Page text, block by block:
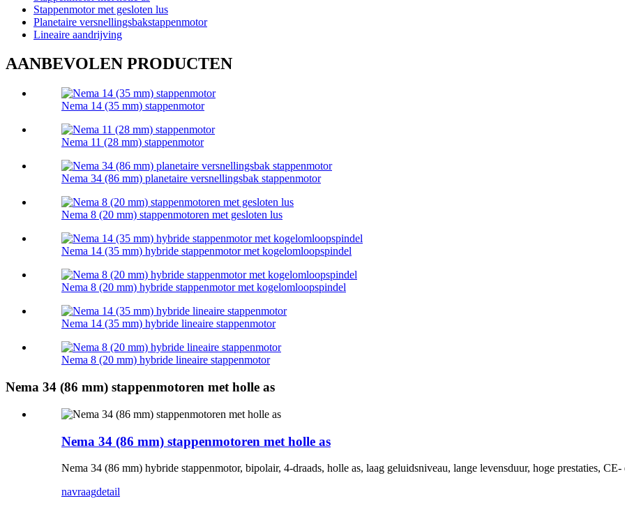
Stappenmotor met gesloten lus
Planetaire versnellingsbakstappenmotor
Lineaire aandrijving
AANBEVOLEN PRODUCTEN
Nema 14 (35 mm) stappenmotor
Nema 11 (28 mm) stappenmotor
Nema 34 (86 mm) planetaire versnellingsbak stappenmotor
Nema 8 (20 mm) stappenmotoren met gesloten lus
Nema 14 (35 mm) hybride stappenmotor met kogelomloopspindel
Nema 8 (20 mm) hybride stappenmotor met kogelomloopspindel
Nema 14 (35 mm) hybride lineaire stappenmotor
Nema 8 (20 mm) hybride lineaire stappenmotor
Nema 34 (86 mm) stappenmotoren met holle as
Nema 34 (86 mm) stappenmotoren met holle as
Nema 34 (86 mm) hybride stappenmotor, bipolair, 4-draads, holle as, laag geluidsniveau, lange levensduur, hoge prestaties,
navraagdetail